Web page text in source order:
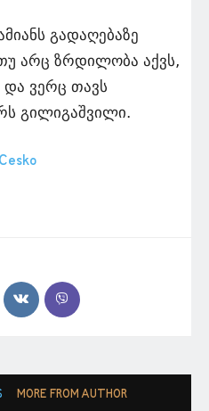
გადაღებაზე
არც ზრდილობა აქვს,
და ვერც თავს
გილიგაშვილი.
MORE FROM AUTHOR